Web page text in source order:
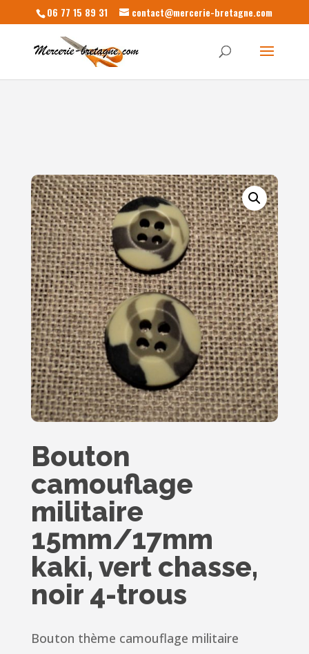
06 77 15 89 31 contact@mercerie-bretagne.com
Bouton
camouflage
militaire
15mm/17mm
kaki, vert chasse,
noir 4-trous
Bouton thème camouflage militaire